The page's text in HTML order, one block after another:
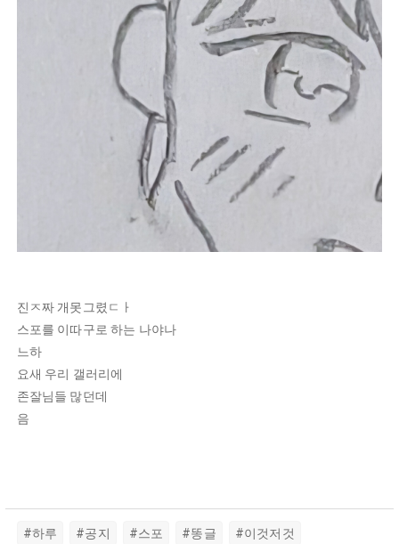
진ㅈ짜 개못그렸ㄷㅏ
스포를 이따구로 하는 나야나
느하
요새 우리 갤러리에
존잘님들 많던데
음
#하루 #공지 #스포 #똥글 #이것저것